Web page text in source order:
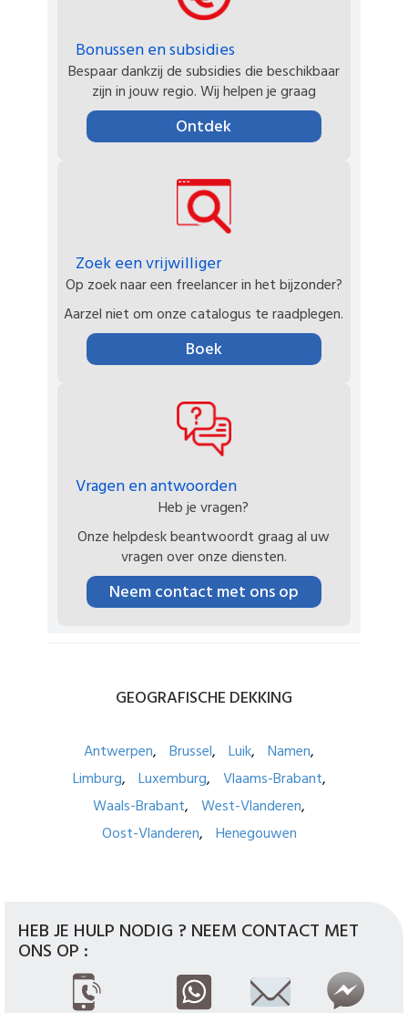
Bonussen en subsidies
Bespaar dankzij de subsidies die beschikbaar
zijn in jouw regio. Wij helpen je graag
Ontdek
Zoek een vrijwilliger
Op zoek naar een freelancer in het bijzonder?
Aarzel niet om onze catalogus te raadplegen.
Boek
Vragen en antwoorden
Heb je vragen?
Onze helpdesk beantwoordt graag al uw
vragen over onze diensten.
Neem contact met ons op
GEOGRAFISCHE DEKKING
Antwerpen Brussel Luik
Namen
Limburg
Luxemburg
Vlaams-Brabant
Waals-Brabant
West-Vlanderen
Oost-Vlanderen
Henegouwen
HEB JE HULP NODIG ? NEEM CONTACT MET
ONS OP :